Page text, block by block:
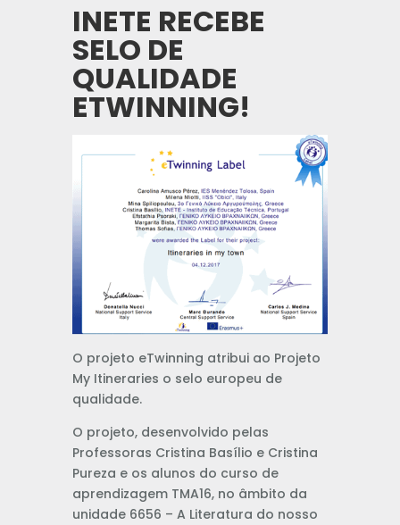
INETE RECEBE
SELO DE
QUALIDADE
ETWINNING!
O projeto eTwinning atribui ao Projeto
My Itineraries o selo europeu de
qualidade.
O projeto, desenvolvido pelas
Professoras Cristina Basílio e Cristina
Pureza e os alunos do curso de
aprendizagem TMA16, no âmbito da
unidade 6656 – A Literatura do nosso